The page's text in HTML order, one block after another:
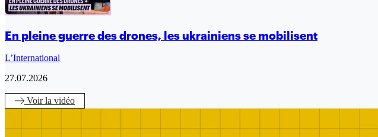
En pleine guerre des drones, les ukrainiens se mobilisent
L’International
27.07.2026
Voirla vidéo